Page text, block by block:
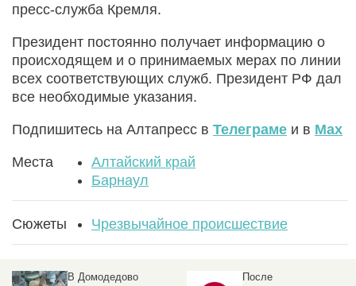
пресс-служба Кремля.
Президент постоянно получает информацию о
происходящем и о принимаемых мерах по линии
всех соответствующих служб. Президент РФ дал
все необходимые указания.
Подпишитесь на Алтапресс в Телеграме и в Max
Места
Алтайский край
Барнаул
Сюжеты Чрезвычайное происшествие
В Домодедово
После